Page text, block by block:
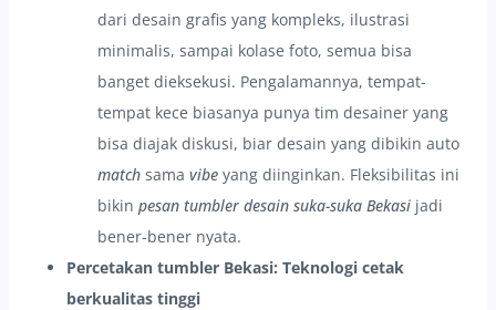
dari desain grafis yang kompleks, ilustrasi
minimalis, sampai kolase foto, semua bisa
banget dieksekusi. Pengalamannya, tempat-
tempat kece biasanya punya tim desainer yang
bisa diajak diskusi, biar desain yang dibikin auto
match sama vibe yang diinginkan. Fleksibilitas ini
bikin pesan tumbler desain suka-suka Bekasi jadi
bener-bener nyata.
Percetakan tumbler Bekasi: Teknologi cetak
berkualitas tinggi